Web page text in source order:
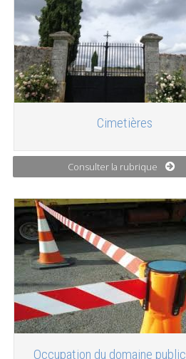
Cimetières
Consulter la rubrique
Occupation du domaine public